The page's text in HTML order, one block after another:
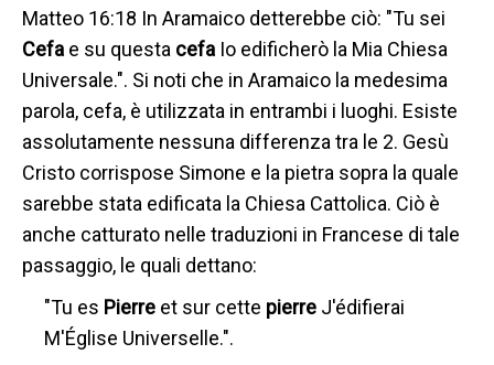
Matteo 16:18 In Aramaico detterebbe ciò: "Tu sei
Cefa e su questa cefa Io edificherò la Mia Chiesa
Universale.". Si noti che in Aramaico la medesima
parola, cefa, è utilizzata in entrambi i luoghi. Esiste
assolutamente nessuna differenza tra le 2. Gesù
Cristo corrispose Simone e la pietra sopra la quale
sarebbe stata edificata la Chiesa Cattolica. Ciò è
anche catturato nelle traduzioni in Francese di tale
passaggio, le quali dettano:
"Tu es Pierre et sur cette pierre J'édifierai
M'Église Universelle.".